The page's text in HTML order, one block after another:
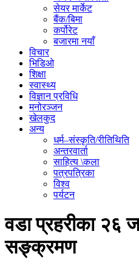
सेयर मार्केट
बैंक/बिमा
कर्पोरेट
बजारमा नयाँ
विचार
भिडिओ
शिक्षा
स्वास्थ्य
विज्ञान प्रविधि
मनोरञ्जन
खेलकुद
अन्य
धर्म–संस्कृति/रीतिथिति
अन्तरवार्ता
साहित्य \कला
पत्रपत्रिका
विश्व
पर्यटन
वडा प्रहरीका २६
सङ्क्रमण